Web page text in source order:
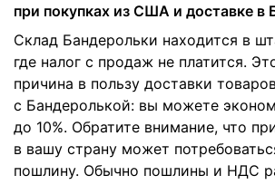
при покупках из США и доставке в
Склад Бандерольки находится в
где налог с продаж не платится.
причина в пользу доставки
с Бандеролькой: вы можете
до 10%. Обратите внимание, что
в вашу страну может
пошлину. Обычно пошлины и НДС